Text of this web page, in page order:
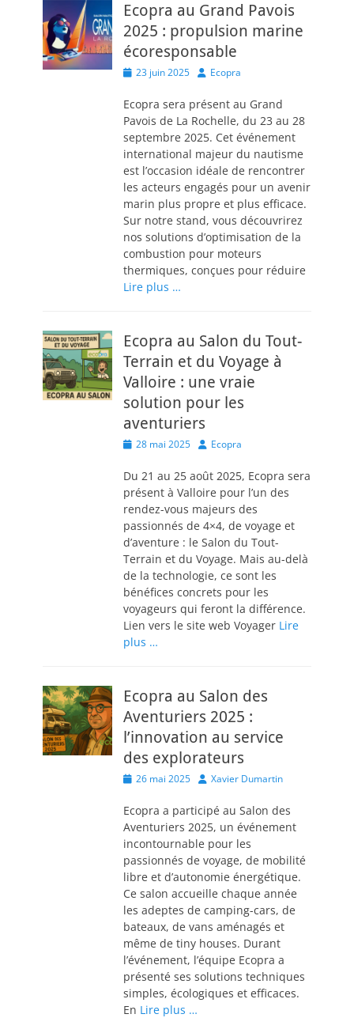
Ecopra au Grand Pavois
2025 : propulsion marine
écoresponsable
Posted23 juin 2025 AuthorEcopra
Ecopra sera présent au Grand
Pavois de La Rochelle, du 23 au 28
septembre 2025. Cet événement
international majeur du nautisme
est l’occasion idéale de rencontrer
les acteurs engagés pour un avenir
marin plus propre et plus efficace.
Sur notre stand, vous découvrirez
nos solutions d’optimisation de la
combustion pour moteurs
thermiques, conçues pour réduire
Lire plus …
Ecopra au Salon du Tout-
Terrain et du Voyage à
Valloire : une vraie
solution pour les
aventuriers
Posted
28 mai 2025 AuthorEcopra
Du 21 au 25 août 2025, Ecopra sera
présent à Valloire pour l’un des
rendez-vous majeurs des
passionnés de 4×4, de voyage et
d’aventure : le Salon du Tout-
Terrain et du Voyage. Mais au-delà
de la technologie, ce sont les
bénéfices concrets pour les
voyageurs qui feront la différence.
Lien vers le site web Voyager Lire
plus …
Ecopra au Salon des
Aventuriers 2025 :
l’innovation au service
des explorateurs
Posted
26 mai 2025 AuthorXavier Dumartin
Ecopra a participé au Salon des
Aventuriers 2025, un événement
incontournable pour les
passionnés de voyage, de mobilité
libre et d’autonomie énergétique.
Ce salon accueille chaque année
les adeptes de camping-cars, de
bateaux, de vans aménagés et
même de tiny houses. Durant
l’événement, l’équipe Ecopra a
présenté ses solutions techniques
simples, écologiques et efficaces.
En Lire plus …